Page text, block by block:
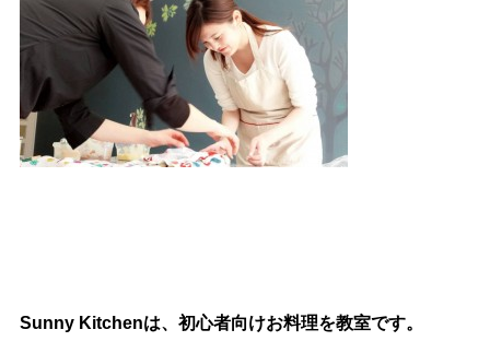
Sunny Kitchenは、初心者向けお料理を教室です。